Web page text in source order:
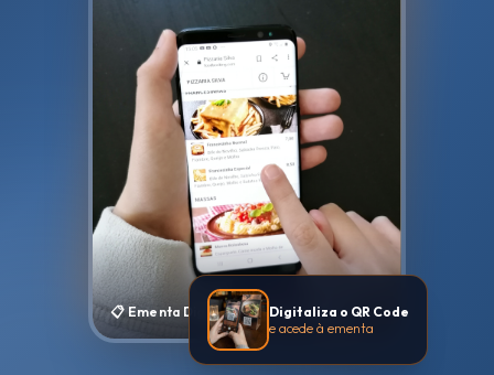
📋 Ementa Digital em tempo realDigitaliza o QR Code
e acede à ementa